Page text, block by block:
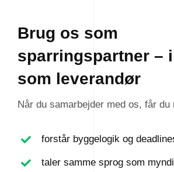
Brug os som
sparringspartner –
som leverandør
Når du samarbejder med os, får du
forstår byggelogik og
taler samme sprog som